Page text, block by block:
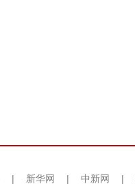
| 新华网 | 中新网 |